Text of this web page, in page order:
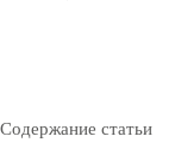
Содержание статьи